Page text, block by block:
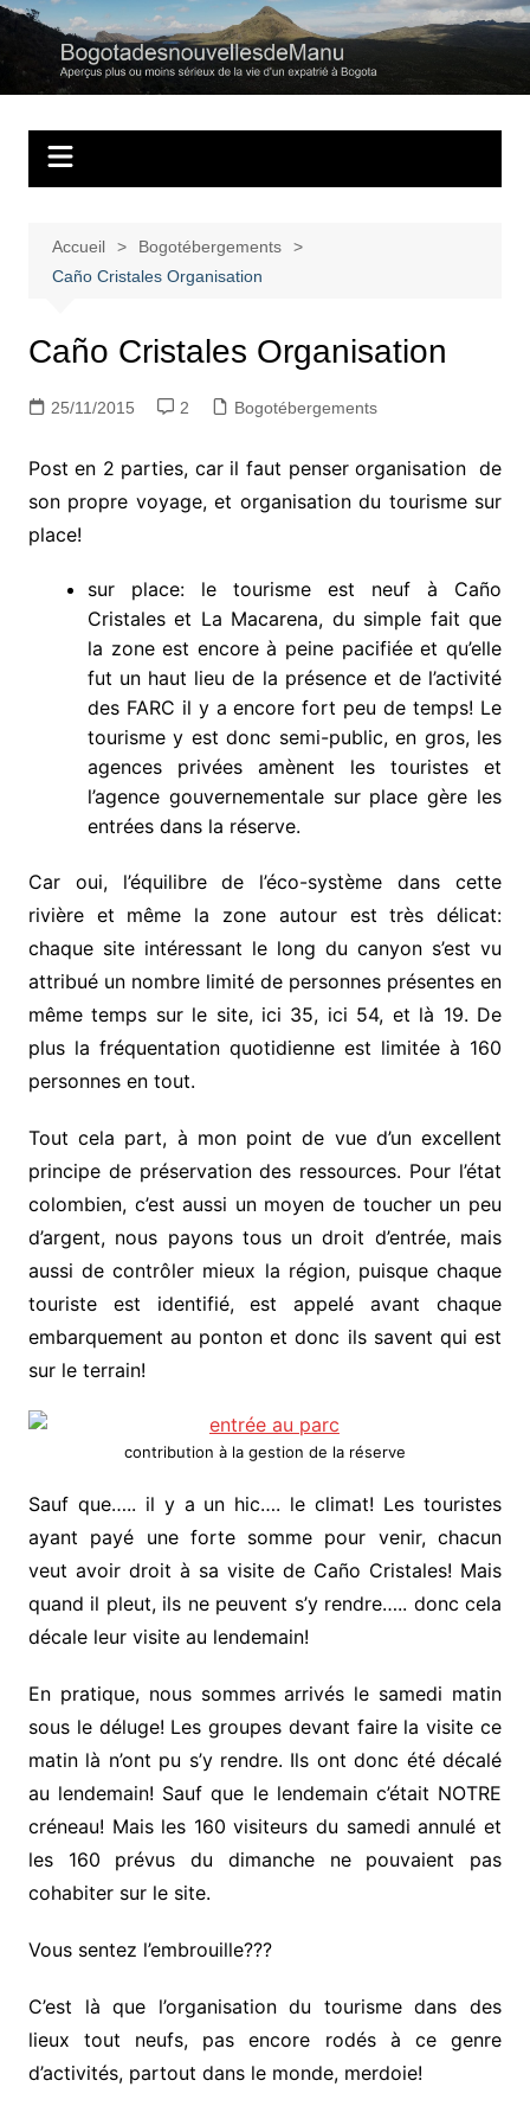
Aller
contenu
Regards personnels sur la vie d’expatrié à Bogota
Accueil
Bogotébergements
Caño Cristales Organisation
Caño Cristales Organisation
25/11/2015 2 Bogotébergements
Post en 2 parties, car il faut penser organisation de
son propre voyage, et organisation du tourisme sur
place!
sur place: le tourisme est neuf à Caño
Cristales et La Macarena, du simple fait que
la zone est encore à peine pacifiée et qu’elle
fut un haut lieu de la présence et de l’activité
des FARC il y a encore fort peu de temps! Le
tourisme y est donc semi-public, en gros, les
agences privées amènent les touristes et
l’agence gouvernementale sur place gère les
entrées dans la réserve.
Car oui, l’équilibre de l’éco-système dans cette
rivière et même la zone autour est très délicat:
chaque site intéressant le long du canyon s’est vu
attribué un nombre limité de personnes présentes en
même temps sur le site, ici 35, ici 54, et là 19. De
plus la fréquentation quotidienne est limitée à 160
personnes en tout.
Tout cela part, à mon point de vue d’un excellent
principe de préservation des ressources. Pour l’état
colombien, c’est aussi un moyen de toucher un peu
d’argent, nous payons tous un droit d’entrée, mais
aussi de contrôler mieux la région, puisque chaque
touriste est identifié, est appelé avant chaque
embarquement au ponton et donc ils savent qui est
sur le terrain!
contribution à la gestion de la réserve
Sauf que….. il y a un hic…. le climat! Les touristes
ayant payé une forte somme pour venir, chacun
veut avoir droit à sa visite de Caño Cristales! Mais
quand il pleut, ils ne peuvent s’y rendre….. donc cela
décale leur visite au lendemain!
En pratique, nous sommes arrivés le samedi matin
sous le déluge! Les groupes devant faire la visite ce
matin là n’ont pu s’y rendre. Ils ont donc été décalé
au lendemain! Sauf que le lendemain c’était NOTRE
créneau! Mais les 160 visiteurs du samedi annulé et
les 160 prévus du dimanche ne pouvaient pas
cohabiter sur le site.
Vous sentez l’embrouille???
C’est là que l’organisation du tourisme dans des
lieux tout neufs, pas encore rodés à ce genre
d’activités, partout dans le monde, merdoie!